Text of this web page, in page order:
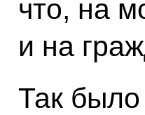
что, на
и на
Так